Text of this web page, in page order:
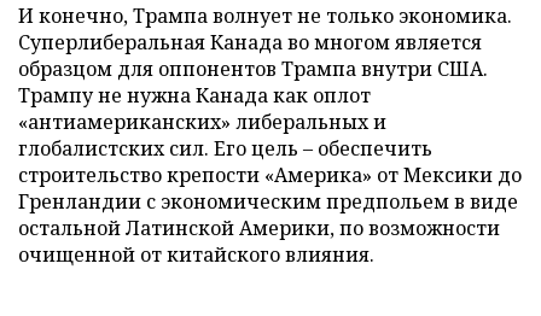
И конечно, Трампа волнует не только экономика.
Суперлиберальная Канада во многом является
образцом для оппонентов Трампа внутри США.
Трампу не нужна Канада как оплот
«антиамериканских» либеральных и
глобалистских сил. Его цель – обеспечить
строительство крепости «Америка» от Мексики до
Гренландии с экономическим предпольем в виде
остальной Латинской Америки, по возможности
очищенной от китайского влияния.